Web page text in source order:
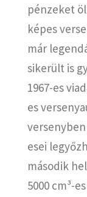
pénzeket
képes
már
sikerült is
1967-es
es
versenyben
esei
második
5000 cm³-